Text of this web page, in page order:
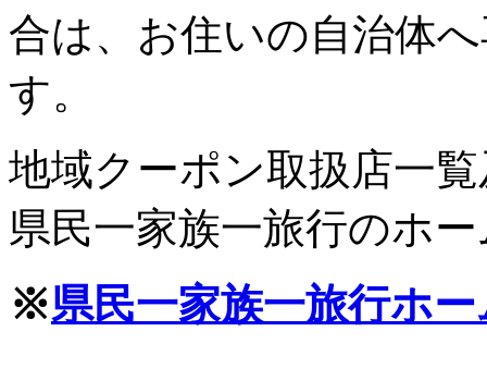
合は、お住いの自治体
す。
地域クーポン取扱店一
県民一家族一旅行のホ
※県民一家族一旅行ホ